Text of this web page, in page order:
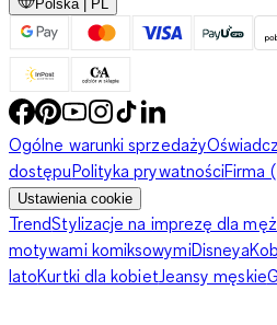
Polska | PL
Ogólne warunki sprzedaży
dostępuPolityka prywatnościFirma
Ustawienia cookie
TrendStylizacje na imprezę dla
motywami komiksowymiDisneya
latoKurtki dla kobiet Jeansy męskie